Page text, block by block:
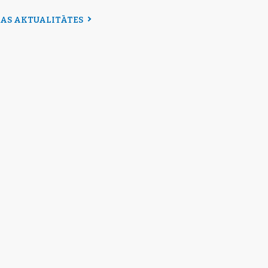
AKTUALITĀTES